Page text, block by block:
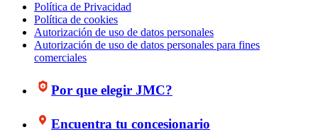
Política de Privacidad
Política de cookies
Autorización de uso de datos personales
Autorización de uso de datos personales para fines
comerciales
Por que elegir JMC?
Encuentra tu concesionario